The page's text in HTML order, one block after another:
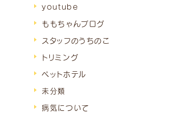
youtube
ももちゃんブログ
スタッフのうちのこ
トリミング
ペットホテル
未分類
病気について